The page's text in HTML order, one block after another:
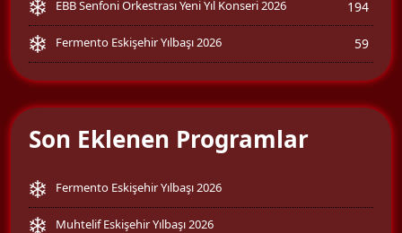
EBB Senfoni Orkestrası Yeni Yıl Konseri 2026 194
Fermento Eskişehir Yılbaşı 2026 59
Son Eklenen Programlar
Fermento Eskişehir Yılbaşı 2026
Muhtelif Eskişehir Yılbaşı 2026